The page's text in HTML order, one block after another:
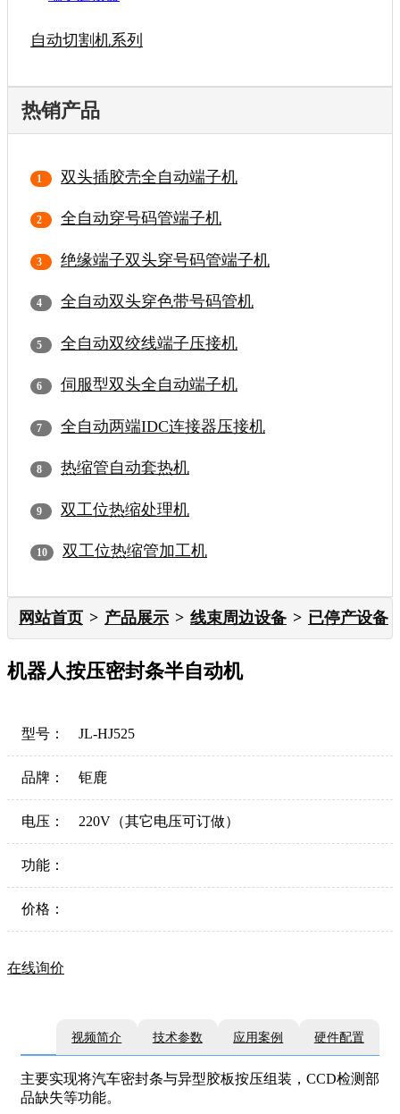
自动切割机系列
热销产品
双头插胶壳全自动端子机
全自动穿号码管端子机
绝缘端子双头穿号码管端子机
全自动双头穿色带号码管机
全自动双绞线端子压接机
伺服型双头全自动端子机
全自动两端IDC连接器压接机
热缩管自动套热机
双工位热缩处理机
双工位热缩管加工机
网站首页 产品展示 线束周边设备 已停产设备
机器人按压密封条半自动机
型号： JL-HJ525
品牌： 钜鹿
电压： 220V（其它电压可订做）
功能：
价格：
在线询价
视频简介 技术参数 应用案例 硬件配置
主要实现将汽车密封条与异型胶板按压组装，CCD检测部
品缺失等功能。